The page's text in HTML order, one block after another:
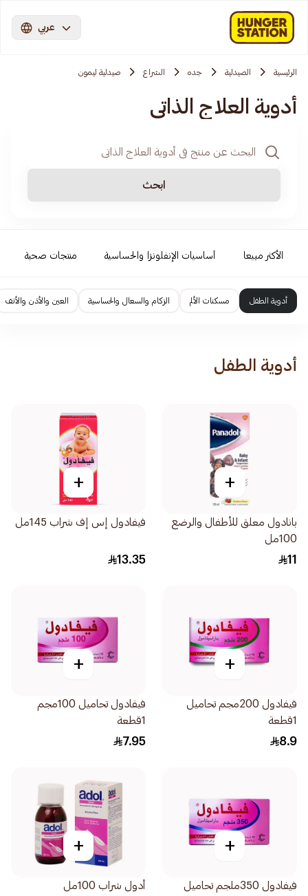
عربي
الرئيسية الصيدلية جده الشراع صيدلية ليمون
أدوية العلاج الذاتي
ابحث
الأكثر مبيعا أساسيات الإنفلونزا والحساسية منتجات صحية
أدوية الطفل مسكنات الألم الزكام والسعال والحساسية العين والأذن والأنف
أدوية الطفل
+
بانادول معلق للأطفال والرضع
100مل
11
+
فيفادول إس إف شراب 145مل
13.35
+
فيفادول 200مجم تحاميل
1قطعة
8.9
+
فيفادول تحاميل 100مجم
1قطعة
7.95
+
فيفادول 350ملجم تحاميل
+
أدول شراب 100مل